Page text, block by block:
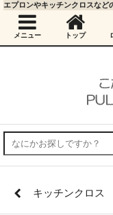
キッチンクロス
エプロンやキッチンクロスなど
メニュー トップ